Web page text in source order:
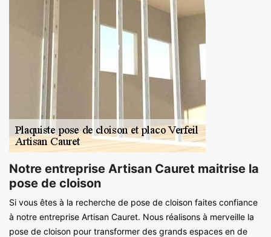
Notre entreprise Artisan Cauret maitrise la
pose de cloison
Si vous êtes à la recherche de pose de cloison faites confiance
à notre entreprise Artisan Cauret. Nous réalisons à merveille la
pose de cloison pour transformer des grands espaces en de